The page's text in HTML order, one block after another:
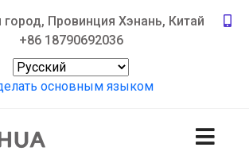
город, Провинция Хэнань, Китай
+86 18790692036
основным языком